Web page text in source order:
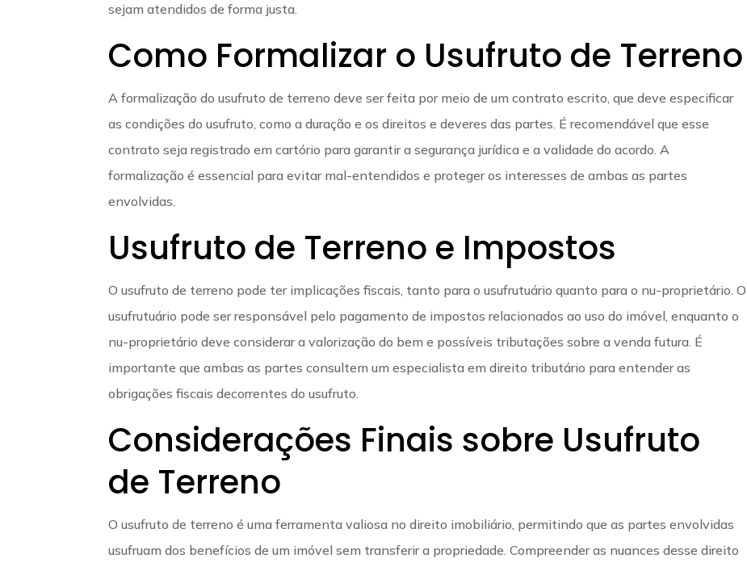
sejam atendidos de forma justa.
Como Formalizar o Usufruto de Terreno
A formalização do usufruto de terreno deve ser feita por meio de um contrato escrito, que deve especificar
as condições do usufruto, como a duração e os direitos e deveres das partes. É recomendável que esse
contrato seja registrado em cartório para garantir a segurança jurídica e a validade do acordo. A
formalização é essencial para evitar mal-entendidos e proteger os interesses de ambas as partes
envolvidas.
Usufruto de Terreno e Impostos
O usufruto de terreno pode ter implicações fiscais, tanto para o usufrutuário quanto para o nu-proprietário. O
usufrutuário pode ser responsável pelo pagamento de impostos relacionados ao uso do imóvel, enquanto o
nu-proprietário deve considerar a valorização do bem e possíveis tributações sobre a venda futura. É
importante que ambas as partes consultem um especialista em direito tributário para entender as
obrigações fiscais decorrentes do usufruto.
Considerações Finais sobre Usufruto
de Terreno
O usufruto de terreno é uma ferramenta valiosa no direito imobiliário, permitindo que as partes envolvidas
usufruam dos benefícios de um imóvel sem transferir a propriedade. Compreender as nuances desse direito